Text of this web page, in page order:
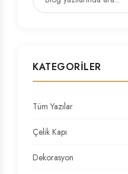
KATEGORILER
Tüm Yazılar
Çelik Kapı
Dekorasyon